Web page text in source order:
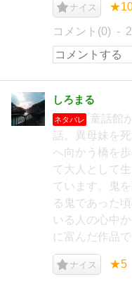
ナイス
コメント(0)
しろまる
ネタバレ
童話館
話。異母妹を
へ向かう橋を
て大人として
ています。鬼
る鬼であった
いる人の心中
に富んだ作品で
ナイス ★5